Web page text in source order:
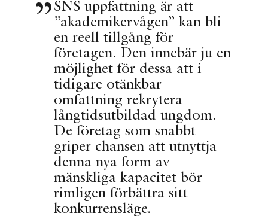
SNS uppfattning är att
”akademikervågen” kan bli
en reell tillgång för
företagen. Den innebär ju en
möjlighet för dessa att i
tidigare otänkbar
omfattning rekrytera
långtidsutbildad ungdom.
De företag som snabbt
griper chansen att utnyttja
denna nya form av
mänskliga kapacitet bör
rimligen förbättra sitt
konkurrensläge.